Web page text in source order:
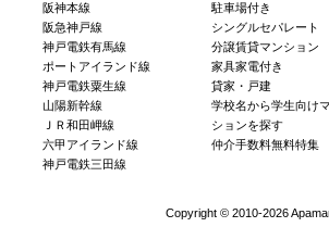
阪神本線
阪急神戸線
神戸電鉄有馬線
ポートアイランド線
神戸電鉄粟生線
山陽新幹線
ＪＲ和田岬線
六甲アイランド線
神戸電鉄三田線
駐車場付き
シングルセパレート
分譲賃貸マンション
家具家電付き
貸家・戸建
学校名から学生向け
ションを探す
仲介手数料無料特集
Copyright © 2010-2026